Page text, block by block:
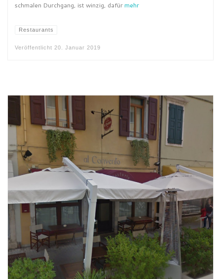
schmalen Durchgang, ist winzig, dafür mehr
Restaurants
Veröffentlicht 20. Januar 2019